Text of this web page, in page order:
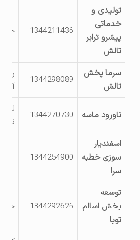
تولیدی و
خدماتی
پیشرو ترابر
تالش
1344211436 خیابان
سرما پخش
تالش
1344298089
روستای
ناورود ماسه 1344270730
لمر
ناورود
اسفندیار
سوزی خطبه
1344254900
توسعه
بخش اسالم
1344292626 خیابان